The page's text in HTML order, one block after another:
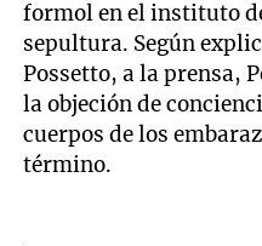
formol en el instituto
sepultura. Según
Possetto, a la prensa,
la objeción de
cuerpos de los
término.